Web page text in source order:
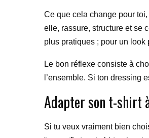
Ce que cela change pour
elle, rassure, structure et se
plus pratiques ; pour un look
Le bon réflexe consiste à
l’ensemble. Si ton dressing
Adapter son t-shirt
Si tu veux vraiment bien